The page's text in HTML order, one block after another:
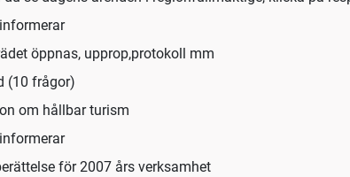
öppnas, upprop,protokoll mm
(10 frågor)
om hållbar turism
för 2007 års verksamhet